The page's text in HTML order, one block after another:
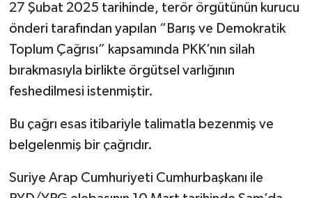
27 Şubat 2025 tarihinde, terör örgütünün kurucu
önderi tarafından yapılan “Barış ve Demokratik
Toplum Çağrısı” kapsamında PKK’nın silah
bırakmasıyla birlikte örgütsel varlığının
feshedilmesi istenmiştir.
Bu çağrı esas itibariyle talimatla bezenmiş ve
belgelenmiş bir çağrıdır.
Suriye Arap Cumhuriyeti Cumhurbaşkanı ile